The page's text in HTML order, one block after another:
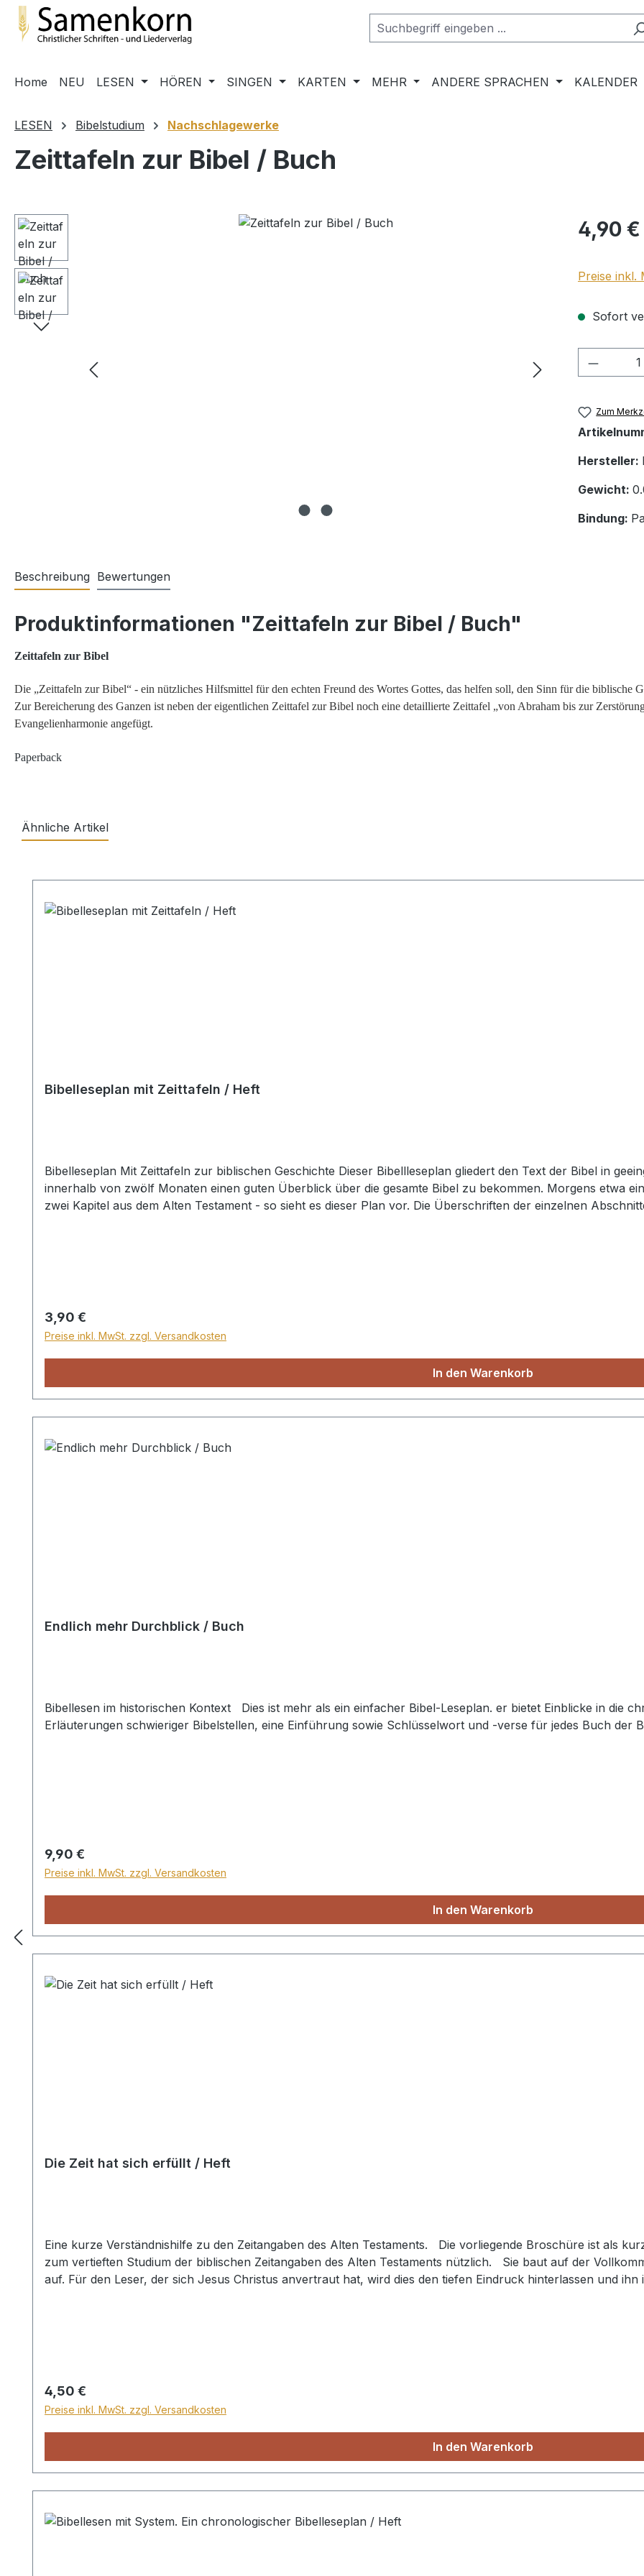
Hauptinhalt springen
Zur Suche springen
Zur Hauptnavigation springen
Home NEU LESEN HÖREN SINGEN KARTEN MEHR ANDERE SPRACHEN KALENDER
LESEN Bibelstudium Nachschlagewerke
Zeittafeln zur Bibel / Buch
Bildergalerie überspringen Regulärer
4,90 €
Preise inkl.
Sofort
Zum
Hersteller:
Gewicht:
Bindung:
Beschreibung Bewertungen
Produktinformationen "Zeittafeln zur Bibel / Buch"
Zeittafeln zur Bibel
Die „Zeittafeln zur Bibel“ - ein nützliches Hilfsmittel für den echten Freund des Wortes Gottes, das helfen soll, den Sinn für die biblische
Zur Bereicherung des Ganzen ist neben der eigentlichen Zeitta­fel zur Bibel noch eine detaillierte Zeittafel „von Abraham bis zur
Evangelienharmonie angefügt.
Paperback
Ähnliche Artikel
Bibelleseplan mit Zeittafeln / Heft
Bibelleseplan Mit Zeittafeln zur biblischen Geschichte Dieser Bibellleseplan gliedert den Text der Bibel in
innerhalb von zwölf Monaten einen guten Überblick über die gesamte Bibel zu bekommen. Morgens etwa
zwei Kapitel aus dem Alten Testament - so sieht es dieser Plan vor. Die Überschriften der einzelnen
Fortschritt zu verzeichnen. CMV
Regulärer Preis:
3,90 €
Preise inkl. MwSt. zzgl. Versandkosten
In den Warenkorb
Endlich mehr Durchblick / Buch
Bibellesen im historischen Kontext Dies ist mehr als ein einfacher Bibel-Leseplan. er bietet Einblicke in die
Erläuterungen schwieriger Bibelstellen, eine Einführung sowie Schlüsselwort und -verse für jedes Buch der
Regulärer Preis:
9,90 €
Preise inkl. MwSt. zzgl. Versandkosten
In den Warenkorb
Die Zeit hat sich erfüllt / Heft
Eine kurze Verständnishilfe zu den Zeitangaben des Alten Testaments. Die vorliegende Broschüre ist als
zum vertieften Studium der biblischen Zeitangaben des Alten Testaments nützlich. Sie baut auf der
auf. Für den Leser, der sich Jesus Christus anvertraut hat, wird dies den tiefen Eindruck hinterlassen und ihn
Regulärer Preis:
4,50 €
Preise inkl. MwSt. zzgl. Versandkosten
In den Warenkorb